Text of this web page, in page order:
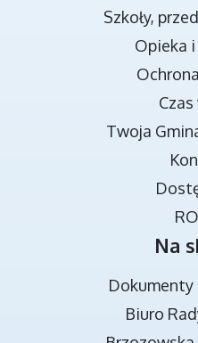
TRANSMISJA
Szkoły,
Opieka
Twoja
Na
Biuro